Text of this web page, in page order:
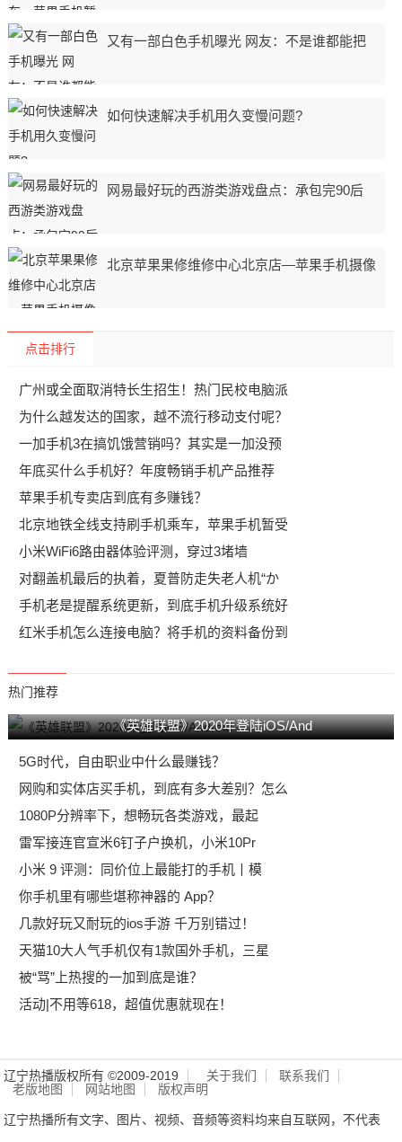
又有一部白色手机曝光 网友：不是谁都能把
如何快速解决手机用久变慢问题?
网易最好玩的西游类游戏盘点：承包完90后
北京苹果果修维修中心北京店—苹果手机摄像
点击排行
广州或全面取消特长生招生！热门民校电脑派
为什么越发达的国家，越不流行移动支付呢？
一加手机3在搞饥饿营销吗？其实是一加没预
年底买什么手机好？年度畅销手机产品推荐
苹果手机专卖店到底有多赚钱？
北京地铁全线支持刷手机乘车，苹果手机暂受
小米WiFi6路由器体验评测，穿过3堵墙
对翻盖机最后的执着，夏普防走失老人机“か
手机老是提醒系统更新，到底手机升级系统好
红米手机怎么连接电脑？将手机的资料备份到
热门推荐
《英雄联盟》2020年登陆iOS/And
5G时代，自由职业中什么最赚钱？
网购和实体店买手机，到底有多大差别？怎么
1080P分辨率下，想畅玩各类游戏，最起
雷军接连官宣米6钉子户换机，小米10Pr
小米 9 评测：同价位上最能打的手机丨模
你手机里有哪些堪称神器的 App？
几款好玩又耐玩的ios手游 千万别错过！
天猫10大人气手机仅有1款国外手机，三星
被“骂”上热搜的一加到底是谁？
活动|不用等618，超值优惠就现在！
辽宁热播版权所有 ©2009-2019 关于我们
联系我们
老版地图
网站地图 版权声明
辽宁热播所有文字、图片、视频、音频等资料均来自互联网，不代表